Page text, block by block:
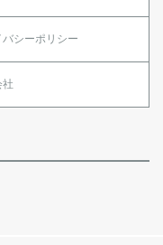
バシーポリシー